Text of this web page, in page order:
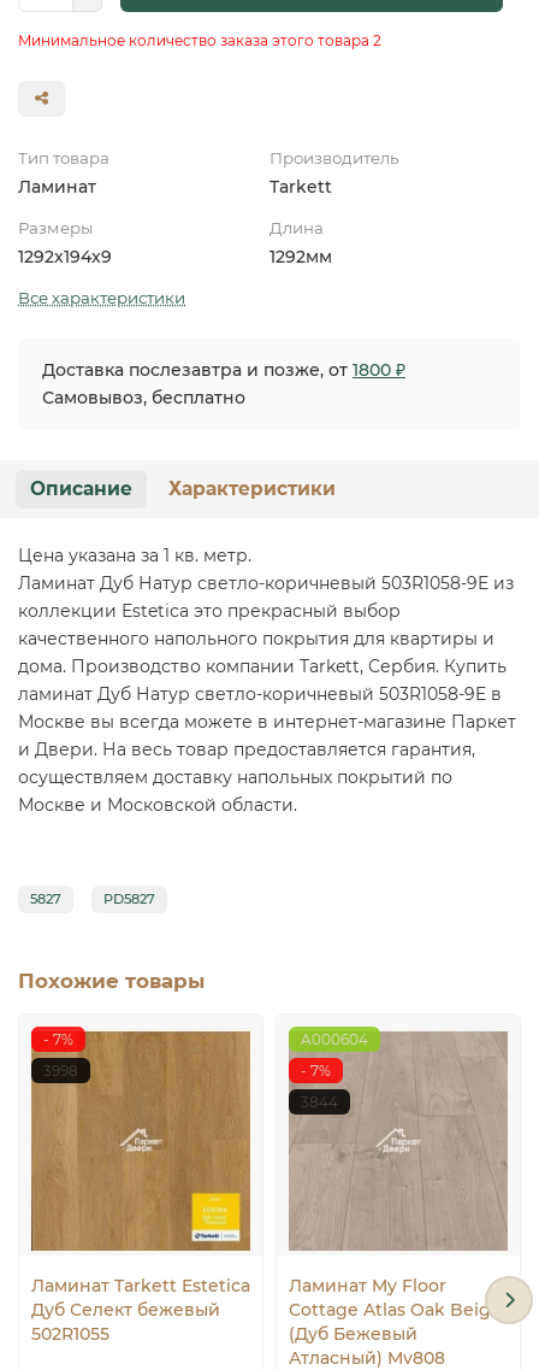
Минимальное количество заказа этого товара 2
Тип товара
Ламинат
Производитель
Tarkett
Размеры
1292x194x9
Длина
1292мм
Все характеристики
Доставка послезавтра и позже, от 1800 ₽
Самовывоз, бесплатно
Описание Характеристики
Цена указана за 1 кв. метр.
Ламинат Дуб Натур светло-коричневый 503R1058-9E из
коллекции Estetica это прекрасный выбор
качественного напольного покрытия для квартиры и
дома. Производство компании Tarkett, Сербия. Купить
ламинат Дуб Натур светло-коричневый 503R1058-9E в
Москве вы всегда можете в интернет-магазине Паркет
и Двери. На весь товар предоставляется гарантия,
осуществляем доставку напольных покрытий по
Москве и Московской области.
5827 PD5827
Похожие товары
- 7%
3998
Ламинат Tarkett Estetica
Дуб Селект бежевый
502R1055
A000604
- 7%
3844
Ламинат My Floor
Cottage Atlas Oak Beige
(Дуб Бежевый
Атласный) Mv808